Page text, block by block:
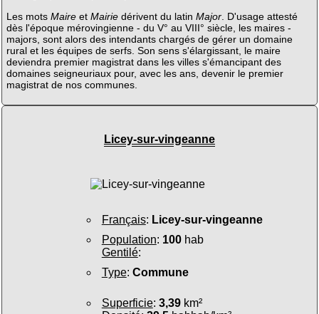
Les mots Maireet Mairiedérivent du latin Major. D'usage attesté
dès l'époque mérovingienne - du V° au VIII° siècle, les maires -
majors, sont alors des intendants chargés de gérer un domaine
rural et les équipes de serfs. Son sens s'élargissant, le maire
deviendra premier magistrat dans les villes s'émancipant des
domaines seigneuriaux pour, avec les ans, devenir le premier
magistrat de nos communes.
Licey-sur-vingeanne
Français: Licey-sur-vingeanne
Population: 100hab
Gentilé:
Type: Commune
Superficie: 3,39km²